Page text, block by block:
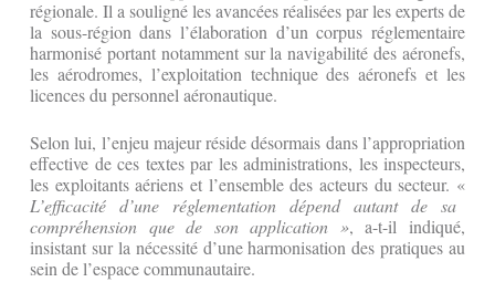
régionale. Il a souligné les avancées réalisées par les experts de
la sous-région dans l’élaboration d’un corpus réglementaire
harmonisé portant notamment sur la navigabilité des aéronefs,
les aérodromes, l’exploitation technique des aéronefs et les
licences du personnel aéronautique.
Selon lui, l’enjeu majeur réside désormais dans l’appropriation
effective de ces textes par les administrations, les inspecteurs,
les exploitants aériens et l’ensemble des acteurs du secteur. «
L’efficacité d’une réglementation dépend autant de sa
compréhension que de son application », a-t-il indiqué,
insistant sur la nécessité d’une harmonisation des pratiques au
sein de l’espace communautaire.